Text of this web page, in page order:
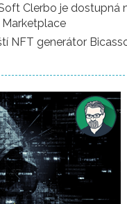
Clerbo je dostupná
NFT generátor